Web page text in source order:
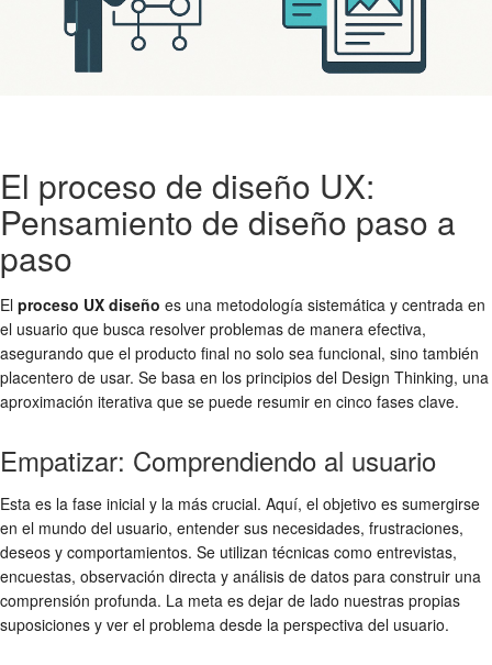
El proceso de diseño UX:
Pensamiento de diseño paso a
paso
El proceso UX diseño es una metodología sistemática y centrada en
el usuario que busca resolver problemas de manera efectiva,
asegurando que el producto final no solo sea funcional, sino también
placentero de usar. Se basa en los principios del Design Thinking, una
aproximación iterativa que se puede resumir en cinco fases clave.
Empatizar: Comprendiendo al usuario
Esta es la fase inicial y la más crucial. Aquí, el objetivo es sumergirse
en el mundo del usuario, entender sus necesidades, frustraciones,
deseos y comportamientos. Se utilizan técnicas como entrevistas,
encuestas, observación directa y análisis de datos para construir una
comprensión profunda. La meta es dejar de lado nuestras propias
suposiciones y ver el problema desde la perspectiva del usuario.